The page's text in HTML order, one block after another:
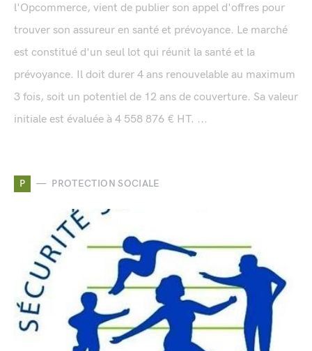
l'Opcommerce, vient de publier son appel d'offres pour
trouver son assureur en santé et prévoyance. Le marché
est constitué d'un seul lot qui réunit la santé et la
prévoyance. Il doit durer 4 ans renouvelable au maximum
3 fois, soit un potentiel de 12 ans de couverture. Sa valeur
initiale est évaluée à 4 558 876 € HT. ...
P PROTECTION SOCIALE